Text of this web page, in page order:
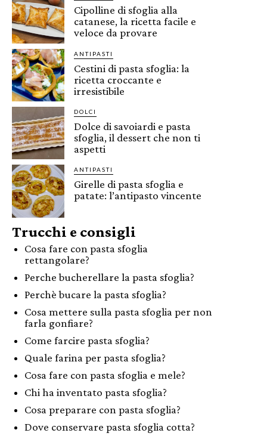
Cipolline di sfoglia alla
catanese, la ricetta facile e
veloce da provare
ANTIPASTI
Cestini di pasta sfoglia: la
ricetta croccante e
irresistibile
DOLCI
Dolce di savoiardi e pasta
sfoglia, il dessert che non ti
aspetti
ANTIPASTI
Girelle di pasta sfoglia e
patate: l’antipasto vincente
Trucchi e consigli
Cosa fare con pasta sfoglia
rettangolare?
Perche bucherellare la pasta sfoglia?
Perchè bucare la pasta sfoglia?
Cosa mettere sulla pasta sfoglia per non
farla gonfiare?
Come farcire pasta sfoglia?
Quale farina per pasta sfoglia?
Cosa fare con pasta sfoglia e mele?
Chi ha inventato pasta sfoglia?
Cosa preparare con pasta sfoglia?
Dove conservare pasta sfoglia cotta?